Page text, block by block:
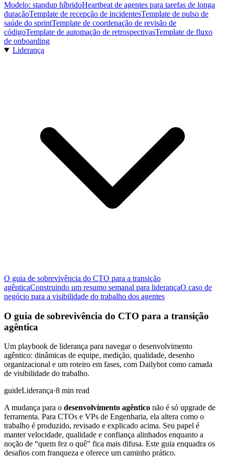
Modelo: standup híbridoHeartbeat de agentes para tarefas de longa
duraçãoTemplate de recepção de incidentesTemplate de pulso de
saúde do sprintTemplate de coordenação de revisão de
códigoTemplate de automação de retrospectivasTemplate de fluxo
de onboarding
Liderança
O guia de sobrevivência do CTO para a transição
agênticaConstruindo um resumo semanal para liderançaO caso de
negócio para a visibilidade do trabalho dos agentes
O guia de sobrevivência do CTO para a transição
agêntica
Um playbook de liderança para navegar o desenvolvimento
agêntico: dinâmicas de equipe, medição, qualidade, desenho
organizacional e um roteiro em fases, com Dailybot como camada
de visibilidade do trabalho.
guideLiderança·8 min read
A mudança para o desenvolvimento agêntico não é só upgrade de
ferramenta. Para CTOs e VPs de Engenharia, ela altera como o
trabalho é produzido, revisado e explicado acima. Seu papel é
manter velocidade, qualidade e confiança alinhados enquanto a
noção de “quem fez o quê” fica mais difusa. Este guia enquadra os
desafios com franqueza e oferece um caminho prático.